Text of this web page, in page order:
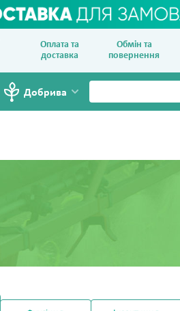
Оплата та
доставка
Обмін та
повернення
Добрива